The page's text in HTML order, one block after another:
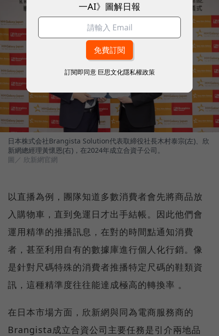
日本株式会社Brangista Solution代表取締役社長木村泰宗(左)、欣
新網總經理黃懷恩(右)，在2024年成立合資子公司。
圖／ 欣新網官網
以直播為例，團隊知道多數消費者會先將商品放
入購物車，直到免運日才出手結帳。因此他們會
運用精準的推播訊息，在對的時間點通知消費
者，甚至利用自有的數據庫進行個人化行銷。像
是針對尺碼特殊的消費者推播特定尺碼的鞋類資
訊，這種精準度往往能達成極高的轉換率 。
在日本市場方面，欣新網與同為電商服務商的
Brangista成立合資公司主要任務是引介兩地品
一AI》圖解日報
訂閱即同意 巨思文化隱私權政策